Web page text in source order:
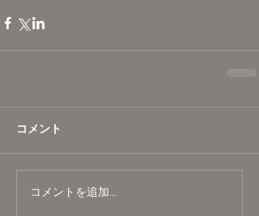
コメント
コメントを追加…